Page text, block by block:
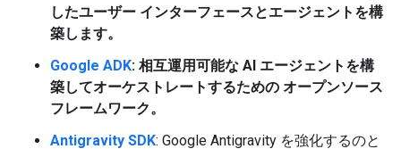
したユーザー インターフェースとエージェントを構
築します。
Google ADK: 相互運用可能な AI エージェントを構
築してオーケストレートするための オープンソース
フレームワーク。
Antigravity SDK: Google Antigravity を強化するのと